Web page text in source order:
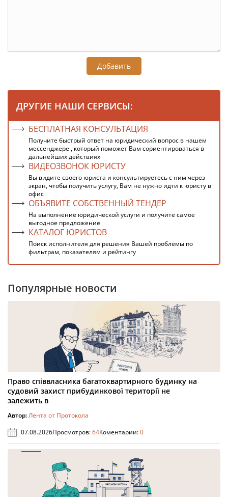
Добавить
ДРУГИЕ НАШИ СЕРВИСЫ:
БЕСПЛАТНАЯ КОНСУЛЬТАЦИЯ
Получите быстрый ответ на юридический вопрос в нашем
мессенджере , который поможет Вам сориентироваться в
дальнейших действиях
ВИДЕОЗВОНОК ЮРИСТУ
Вы видите своего юриста и консультируетесь с ним через
экран, чтобы получить услугу, Вам не нужно идти к юристу в
офис
ОБЪЯВИТЕ СОБСТВЕННЫЙ ТЕНДЕР
На выполнение юридической услуги и получите самое
выгодное предложение
КАТАЛОГ ЮРИСТОВ
Поиск исполнителя для решения Вашей проблемы по
фильтрам, показателям и рейтингу
Популярные новости
Право співвласника багатоквартирного будинку на
судовий захист прибудинкової території не
залежить в
Автор:Лента от Протокола
07.08.2026Просмотров:64Коментарии:0